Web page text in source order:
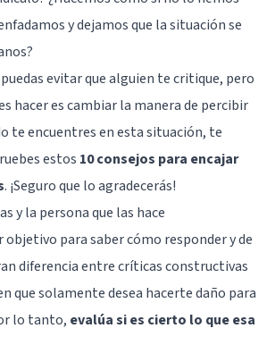
y dejamos que la situación se
evitar que alguien te critique, pero
hacer es cambiar la manera de percibir
te encuentres en esta situación, te
estos 10 consejos para encajar
. ¡Seguro que lo agradecerás!
y la persona que las hace
para saber cómo responder y de
diferencia entre críticas constructivas
que solamente desea hacerte daño para
lo tanto, evalúa si es cierto lo que esa